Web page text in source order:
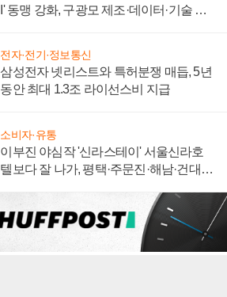
I' 동맹 강화, 구광모 제조·데이터·기술 결
전자·전기·정보통신
삼성전자 넷리스트와 특허분쟁 매듭, 5년
동안 최대 1.3조 라이선스비 지급
소비자·유통
이부진 야심작 '신라스테이' 서울신라호
텔보다 잘 나가, 평택·주문진·해남·건대로